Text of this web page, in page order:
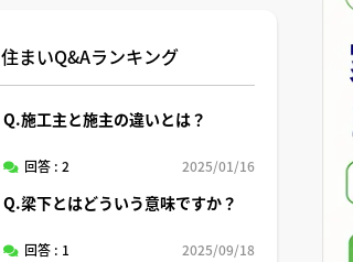
住まいQ&Aランキング
Q.施工主と施主の違いとは？
回答 : 2 2025/01/16
Q.梁下とはどういう意味ですか？
回答 : 1 2025/09/18